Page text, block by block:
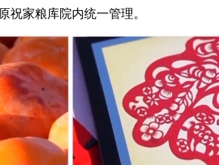
祝家粮库院内统一管理。